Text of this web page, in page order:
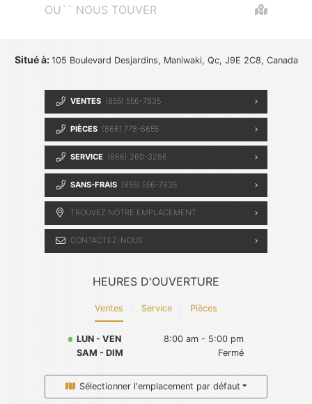
OU`` NOUS TOUVER
Situé à: 105 Boulevard Desjardins, Maniwaki, Qc, J9E 2C8, Canada
VENTES (855) 556-7835
PIÈCES (866) 778-6655
SERVICE (866) 260-3286
SANS-FRAIS (855) 556-7835
TROUVEZ NOTRE EMPLACEMENT
CONTACTEZ-NOUS
HEURES D'OUVERTURE
Ventes Service Pièces
LUN - VEN
8:00 am - 5:00 pm
SAM - DIM
Fermé
Sélectionner l'emplacement par défaut